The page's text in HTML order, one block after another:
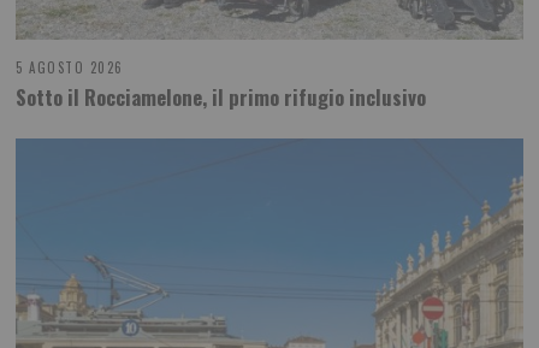
5 AGOSTO 2026
Sotto il Rocciamelone, il primo rifugio inclusivo